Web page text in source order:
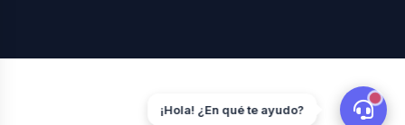
¡Hola! ¿En qué te ayudo?